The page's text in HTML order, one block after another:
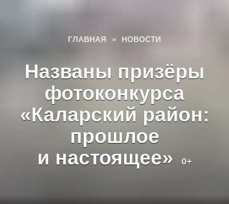
ГЛАВНАЯ » НОВОСТИ
Названы призёры
фотоконкурса
«Каларский район:
прошлое
и настоящее»
0+